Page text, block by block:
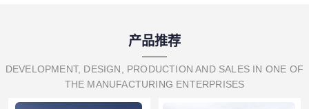
产品推荐
DEVELOPMENT, DESIGN, PRODUCTION AND SALES IN ONE OF
THE MANUFACTURING ENTERPRISES